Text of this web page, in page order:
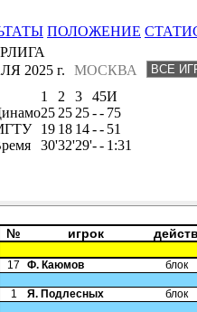
ПОЛОЖЕНИЕ
МОСКВА
2025 г.
1 2 3 45И
25 25 25-- 75
19 18 14-- 51
30'32'29'-- 1:31
№ игрок
17 Ф. Каюмов блок
1 Я. Подлесных блок